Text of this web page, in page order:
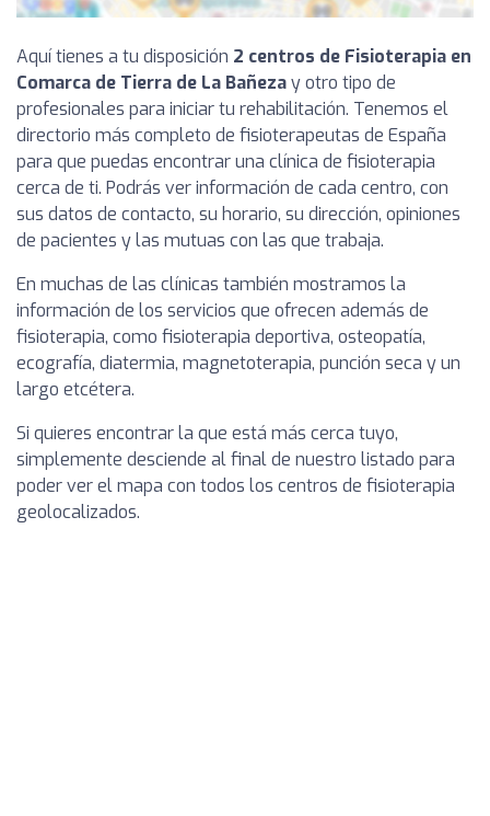
Aquí tienes a tu disposición 2 centros de Fisioterapia en
Comarca de Tierra de La Bañezay otro tipo de
profesionales para iniciar tu rehabilitación. Tenemos el
directorio más completo de fisioterapeutas de España
para que puedas encontrar una clínica de fisioterapia
cerca de ti. Podrás ver información de cada centro, con
sus datos de contacto, su horario, su dirección, opiniones
de pacientes y las mutuas con las que trabaja.
En muchas de las clínicas también mostramos la
información de los servicios que ofrecen además de
fisioterapia, como fisioterapia deportiva, osteopatía,
ecografía, diatermia, magnetoterapia, punción seca y un
largo etcétera.
Si quieres encontrar la que está más cerca tuyo,
simplemente desciende al final de nuestro listado para
poder ver el mapa con todos los centros de fisioterapia
geolocalizados.